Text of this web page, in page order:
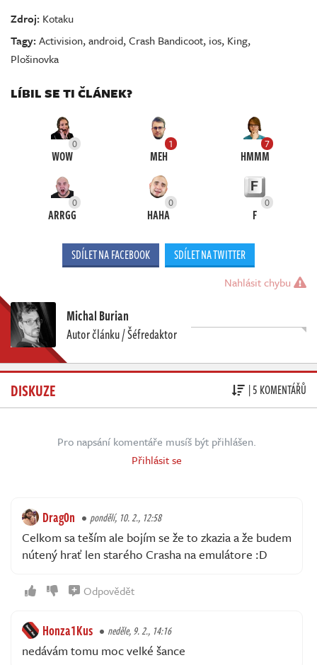
Zdroj: Kotaku
Tagy:Activision,android,Crash Bandicoot, ios, King,
Plošinovka
LÍBIL SE TI ČLÁNEK?
0
WOW
1
MEH
7
HMMM
0
ARRGG
0
HAHA
0
F
SDÍLET NA FACEBOOK SDÍLET NA TWITTER
Nahlásit chybu
Michal Burian
Autor článku / Šéfredaktor
DISKUZE | 5 KOMENTÁŘŮ
Pro napsání komentáře musíš být přihlášen.
Přihlásit se
Drag0n pondělí, 10. 2., 12:58
Celkom sa teším ale bojím se že to zkazia a že budem
nútený hrať len starého Crasha na emulátore :D
Odpovědět
Honza1Kus neděle, 9. 2., 14:16
nedávám tomu moc velké šance